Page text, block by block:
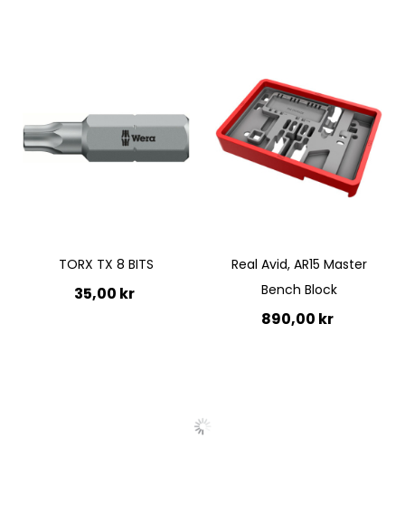
Quickview
TORX TX 8 BITS
35,00 kr
Real Avid, AR15 Master
Bench Block
890,00 kr